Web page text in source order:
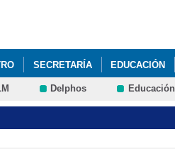
SECRETARÍA EDUCACIÓN
Delphos Educación